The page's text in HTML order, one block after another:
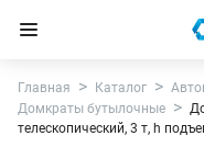
Главная Каталог
Домкраты бутылочные
телескопический, 3 т, h